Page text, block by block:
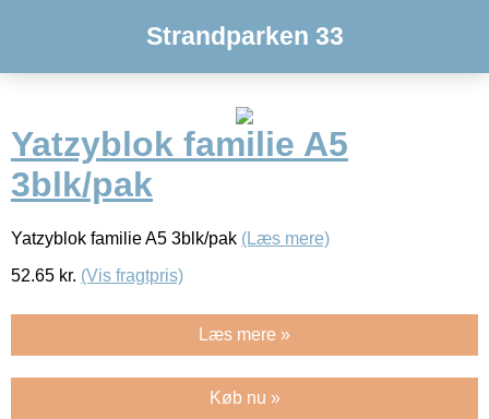
Strandparken 33
Yatzyblok familie A5
3blk/pak
Yatzyblok familie A5 3blk/pak (Læs mere)
52.65 kr. (Vis fragtpris)
Læs mere »
Køb nu »